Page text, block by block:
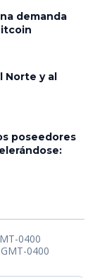
demanda
Norte y al
poseedores
0400
0400